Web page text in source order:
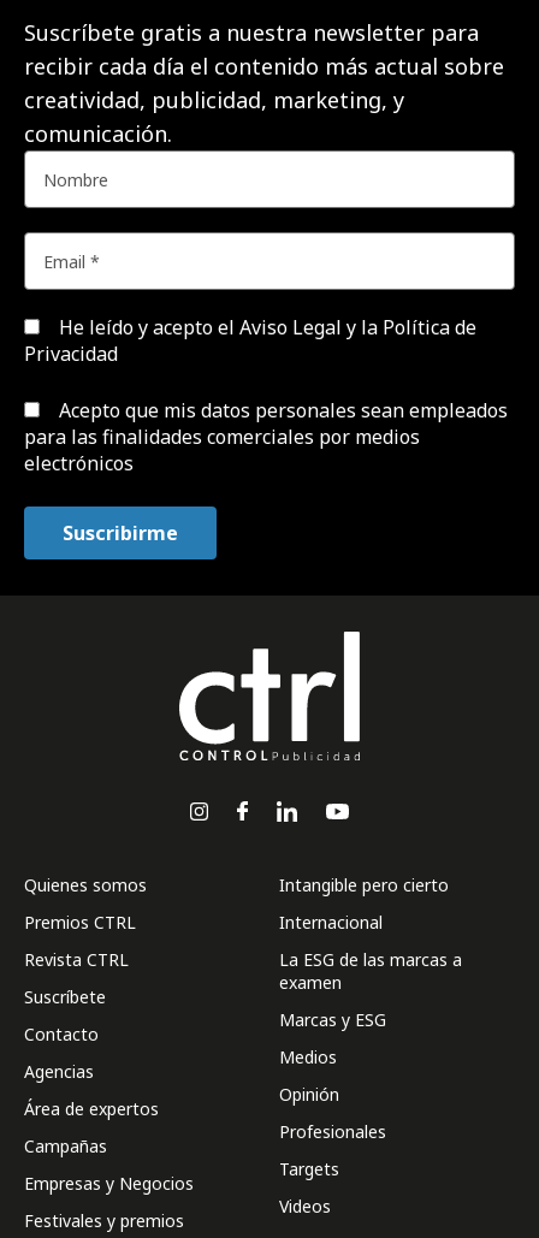
Suscríbete gratis a nuestra newsletter para
recibir cada día el contenido más actual sobre
creatividad, publicidad, marketing, y
comunicación.
He leído y acepto el Aviso Legal y la Política de
Privacidad
Acepto que mis datos personales sean empleados
para las finalidades comerciales por medios
electrónicos
Quienes somos
Premios CTRL
Revista CTRL
Suscríbete
Contacto
Agencias
Área de expertos
Campañas
Empresas y Negocios
Festivales y premios
Intangible pero cierto
Internacional
La ESG de las marcas a
examen
Marcas y ESG
Medios
Opinión
Profesionales
Targets
Videos